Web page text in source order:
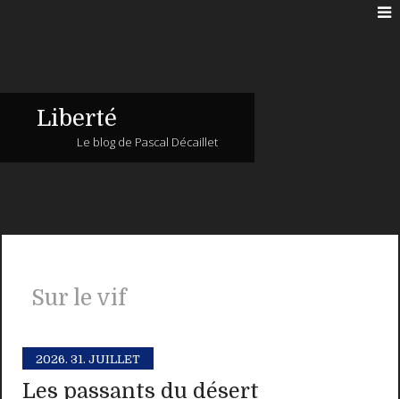
Liberté
Le blog de Pascal Décaillet
Sur le vif
2026. 31. JUILLET
Les passants du désert